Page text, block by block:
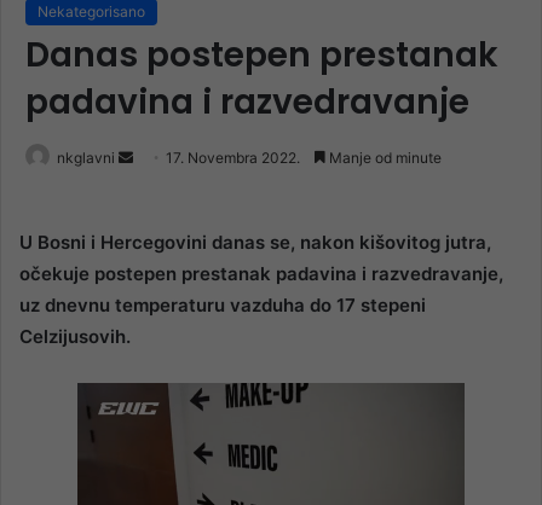
Nekategorisano
Danas postepen prestanak
padavina i razvedravanje
nkglavni
Send 17. Novembra 2022. Manje od minute
U Bosni i Hercegovini danas se, nakon kišovitog jutra,
očekuje postepen prestanak padavina i razvedravanje,
uz dnevnu temperaturu vazduha do 17 stepeni
Celzijusovih.